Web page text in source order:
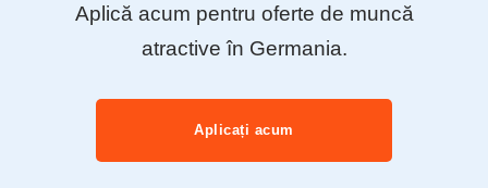
Aplică acum pentru oferte de muncă
atractive în Germania.
Aplicați acum